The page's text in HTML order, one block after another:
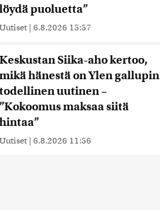
löydä puoluetta”
Uutiset | 6.8.2026 15:57
Keskustan Siika-aho kertoo,
mikä hänestä on Ylen gallupin
todellinen uutinen –
”Kokoomus maksaa siitä
hintaa”
Uutiset | 6.8.2026 11:56